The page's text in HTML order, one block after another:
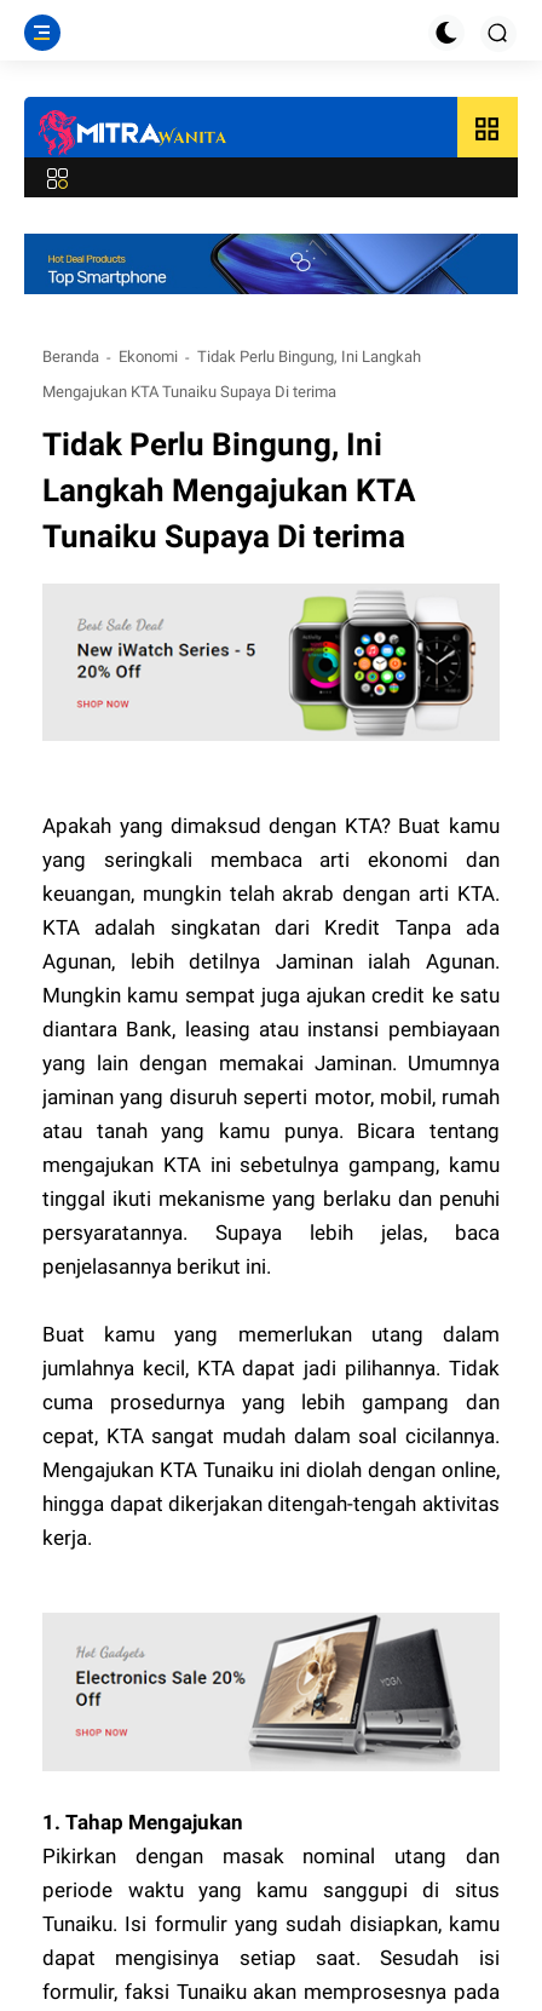
grid_view
Beranda Ekonomi
Tidak Perlu Bingung, Ini Langkah
Mengajukan KTA Tunaiku Supaya Di terima
Tidak Perlu Bingung, Ini
Langkah Mengajukan KTA
Tunaiku Supaya Di terima
Apakah yang dimaksud dengan KTA? Buat kamu
yang seringkali membaca arti ekonomi dan
keuangan, mungkin telah akrab dengan arti KTA.
KTA adalah singkatan dari Kredit Tanpa ada
Agunan, lebih detilnya Jaminan ialah Agunan.
Mungkin kamu sempat juga ajukan credit ke satu
diantara Bank, leasing atau instansi pembiayaan
yang lain dengan memakai Jaminan. Umumnya
jaminan yang disuruh seperti motor, mobil, rumah
atau tanah yang kamu punya. Bicara tentang
mengajukan KTA ini sebetulnya gampang, kamu
tinggal ikuti mekanisme yang berlaku dan penuhi
persyaratannya. Supaya lebih jelas, baca
penjelasannya berikut ini.
Buat kamu yang memerlukan utang dalam
jumlahnya kecil, KTA dapat jadi pilihannya. Tidak
cuma prosedurnya yang lebih gampang dan
cepat, KTA sangat mudah dalam soal cicilannya.
Mengajukan KTA Tunaiku ini diolah dengan online,
hingga dapat dikerjakan ditengah-tengah aktivitas
kerja.
1. Tahap Mengajukan
Pikirkan dengan masak nominal utang dan
periode waktu yang kamu sanggupi di situs
Tunaiku. Isi formulir yang sudah disiapkan, kamu
dapat mengisinya setiap saat. Sesudah isi
formulir, faksi Tunaiku akan memprosesnya pada